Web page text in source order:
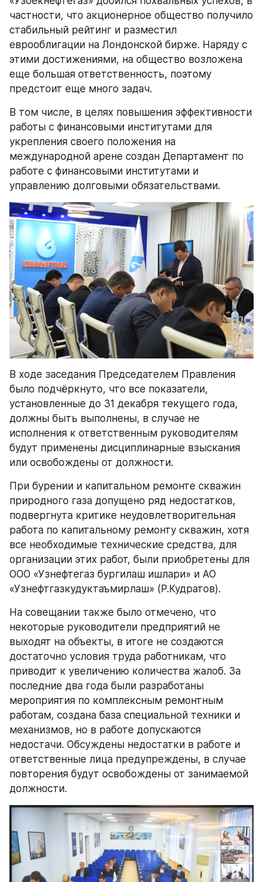
частности, что акционерное общество получило
стабильный рейтинг и разместил
еврооблигации на Лондонской бирже. Наряду с
этими достижениями, на общество возложена
еще большая ответственность, поэтому
предстоит еще много задач.
В том числе, в целях повышения эффективности
работы с финансовыми институтами для
укрепления своего положения на
международной арене создан Департамент по
работе с финансовыми институтами и
управлению долговыми обязательствами.
В ходе заседания Председателем Правления
было подчёркнуто, что все показатели,
установленные до 31 декабря текущего года,
должны быть выполнены, в случае не
исполнения к ответственным руководителям
будут применены дисциплинарные взыскания
или освобождены от должности.
При бурении и капитальном ремонте скважин
природного газа допущено ряд недостатков,
подвергнута критике неудовлетворительная
работа по капитальному ремонту скважин, хотя
все необходимые технические средства, для
организации этих работ, были приобретены для
ООО «Узнефтегаз бургилаш ишлари» и АО
«Узнефтгазкудуктаъмирлаш» (Р.Кудратов).
На совещании также было отмечено, что
некоторые руководители предприятий не
выходят на объекты, в итоге не создаются
достаточно условия труда работникам, что
приводит к увеличению количества жалоб. За
последние два года были разработаны
мероприятия по комплексным ремонтным
работам, создана база специальной техники и
механизмов, но в работе допускаются
недостачи. Обсуждены недостатки в работе и
ответственные лица предупреждены, в случае
повторения будут освобождены от занимаемой
должности.